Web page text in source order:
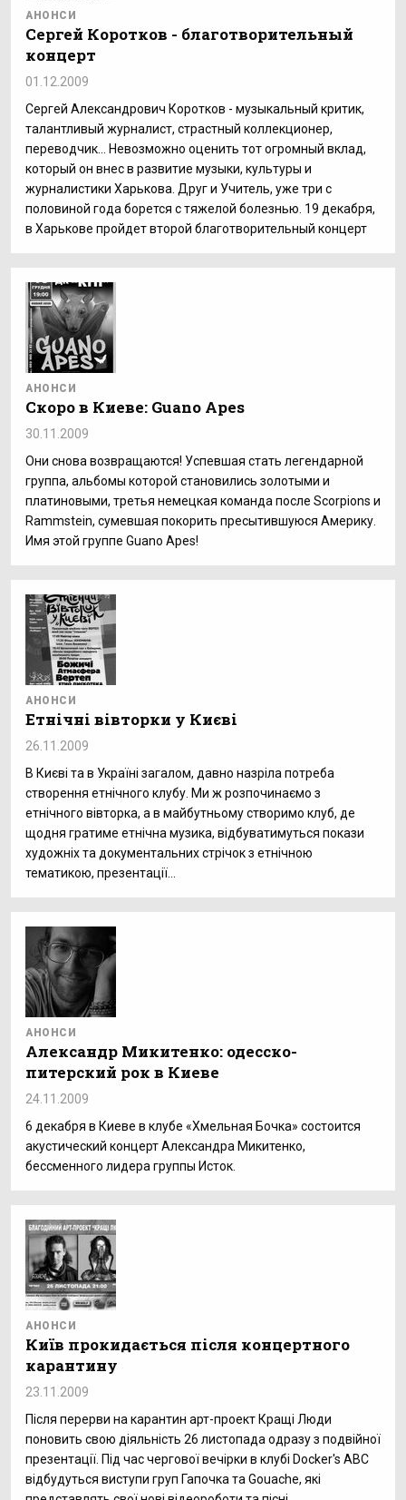
АНОНСИ
Сергей Коротков - благотворительный
концерт
01.12.2009
Сергей Александрович Коротков - музыкальный критик,
талантливый журналист, страстный коллекционер,
переводчик... Невозможно оценить тот огромный вклад,
который он внес в развитие музыки, культуры и
журналистики Харькова. Друг и Учитель, уже три с
половиной года борется с тяжелой болезнью. 19 декабря,
в Харькове пройдет второй благотворительный концерт
АНОНСИ
Скоро в Киеве: Guano Apes
30.11.2009
Они снова возвращаются! Успевшая стать легендарной
группа, альбомы которой становились золотыми и
платиновыми, третья немецкая команда после Scorpions и
Rammstein, сумевшая покорить пресытившуюся Америку.
Имя этой группе Guano Apes!
АНОНСИ
Етнічні вівторки у Києві
26.11.2009
В Києві та в Україні загалом, давно назріла потреба
створення етнічного клубу. Ми ж розпочинаємо з
етнічного вівторка, а в майбутньому створимо клуб, де
щодня гратиме етнічна музика, відбуватимуться покази
художніх та документальних стрічок з етнічною
тематикою, презентації...
АНОНСИ
Александр Микитенко: одесско-
питерский рок в Киеве
24.11.2009
6 декабря в Киеве в клубе «Хмельная Бочка» состоится
акустический концерт Александра Микитенко,
бессменного лидера группы Исток.
АНОНСИ
Київ прокидається після концертного
карантину
23.11.2009
Після перерви на карантин арт-проект Кращі Люди
поновить свою діяльність 26 листопада одразу з подвійної
презентації. Під час чергової вечірки в клубі Docker's ABC
відбудуться виступи груп Гапочка та Gouache, які